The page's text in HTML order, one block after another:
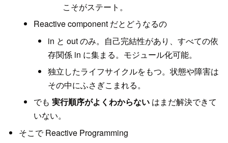
こそがステート。
Reactive component だとどうなるの
in と out のみ。自己完結性があり、すべての依
存関係 in に集まる。モジュール化可能。
独立したライフサイクルをもつ。状態や障害は
その中にふさぎこまれる。
でも 実行順序がよくわからないはまだ解決できて
いない。
そこで Reactive Programming